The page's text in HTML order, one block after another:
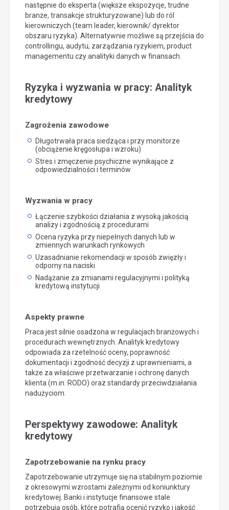
następnie do eksperta (większe ekspozycje, trudne
branże, transakcje strukturyzowane) lub do ról
kierowniczych (team leader, kierownik/ dyrektor
obszaru ryzyka). Alternatywnie możliwe są przejścia do
controllingu, audytu, zarządzania ryzykiem, product
managementu czy analityki danych w finansach.
Ryzyka i wyzwania w pracy: Analityk
kredytowy
Zagrożenia zawodowe
Długotrwała praca siedząca i przy monitorze
(obciążenie kręgosłupa i wzroku)
Stres i zmęczenie psychiczne wynikające z
odpowiedzialności i terminów
Wyzwania w pracy
Łączenie szybkości działania z wysoką jakością
analizy i zgodnością z procedurami
Ocena ryzyka przy niepełnych danych lub w
zmiennych warunkach rynkowych
Uzasadnianie rekomendacji w sposób zwięzły i
odporny na naciski
Nadążanie za zmianami regulacyjnymi i polityką
kredytową instytucji
Aspekty prawne
Praca jest silnie osadzona w regulacjach branżowych i
procedurach wewnętrznych. Analityk kredytowy
odpowiada za rzetelność oceny, poprawność
dokumentacji i zgodność decyzji z uprawnieniami, a
także za właściwe przetwarzanie i ochronę danych
klienta (m.in. RODO) oraz standardy przeciwdziałania
nadużyciom.
Perspektywy zawodowe: Analityk
kredytowy
Zapotrzebowanie na rynku pracy
Zapotrzebowanie utrzymuje się na stabilnym poziomie
z okresowymi wzrostami zależnymi od koniunktury
kredytowej. Banki i instytucje finansowe stale
potrzebują osób, które potrafią ocenić ryzyko i jakość